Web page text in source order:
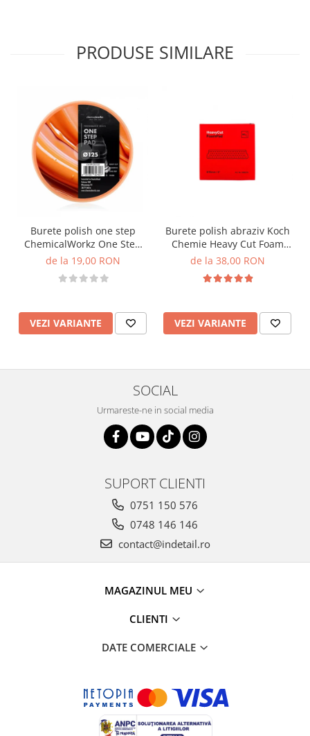
PRODUSE SIMILARE
Burete polish one step
ChemicalWorkz One Step
Pad, portocaliu
de la 19,00 RON
VEZI VARIANTE
Burete polish abraziv Koch
Chemie Heavy Cut Foam
Pad, rosu
de la 38,00 RON
VEZI VARIANTE
SOCIAL
Urmareste-ne in social media
SUPORT CLIENTI
0751 150 576
0748 146 146
contact@indetail.ro
MAGAZINUL MEU
CLIENTI
DATE COMERCIALE